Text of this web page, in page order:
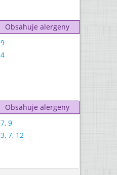
Obsahuje alergeny
9
4
Obsahuje alergeny
7, 9
3, 7, 12